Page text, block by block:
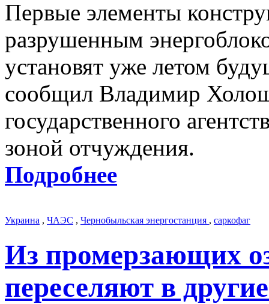
Первые элементы
разрушенным
установят уже летом
сообщил Владимир
государственного
зоной отчуждения.
Подробнее
Украина , ЧАЭС , Чернобыльская энергостанция , саркофаг
Из промерзающих
переселяют в